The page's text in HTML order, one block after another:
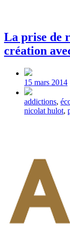
La prise de
création
Post
date
15 mars 2014
Tagged
with
addictions,
nicolat hulot,